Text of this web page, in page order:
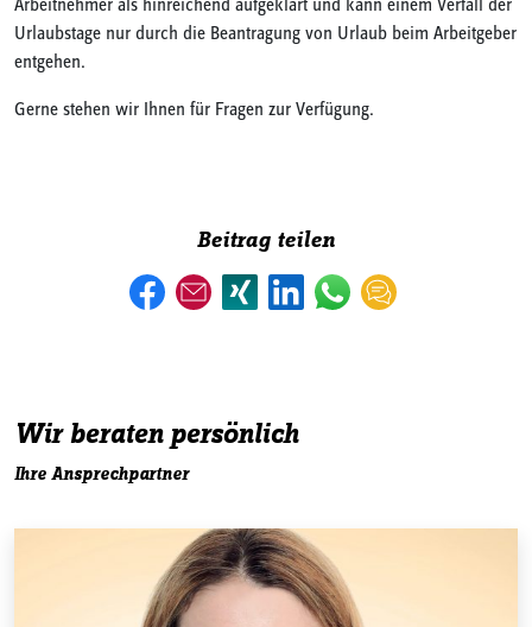
Arbeitnehmer als hinreichend aufgeklärt und kann einem Verfall der
Urlaubstage nur durch die Beantragung von Urlaub beim Arbeitgeber
entgehen.
Gerne stehen wir Ihnen für Fragen zur Verfügung.
Beitrag teilen
Wir beraten persönlich
Ihre Ansprechpartner